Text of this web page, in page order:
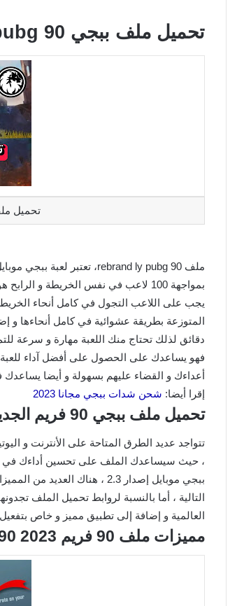
تحميل ملف ببجي rebrand ly pubg 90 الجديد
تحميل ملف 90 فريم ببجي موبايل 2023
بمواجهة 100 لاعب في نفس الخريطة و الرابح هو الناجي الأخير أو الفريق الأخير الرابح بالمنافسة.
يجب على اللاعب التجول في كامل أنحاء
فهو يساعدك على الحصول على أفضل آداء
أعداءك و القضاء عليهم بسهولة و أيضا
إقرا أيضا: شحن شدات ببجي مجانا 2023
تحميل ملف ببجي 90 فريم الجديد rebrand ly pubg 90 fps
تتواجد عديد الطرق المتاحة على الأنترنت و
التالية ، أما بالنسبة لروابط تحميل الملف
العالمية و إضافة إلى تطبيق مميز و خاص بتفعيل ميزة 90 فريم
مميزات ملف 90 فريم rebrand ly pubg 90 2023